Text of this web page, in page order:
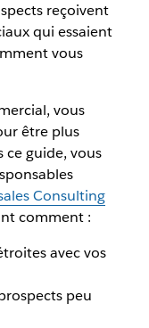
reçoivent
qui essaient
vous
vous
être plus
ce guide, vous
Consulting
comment :
avec vos
peu